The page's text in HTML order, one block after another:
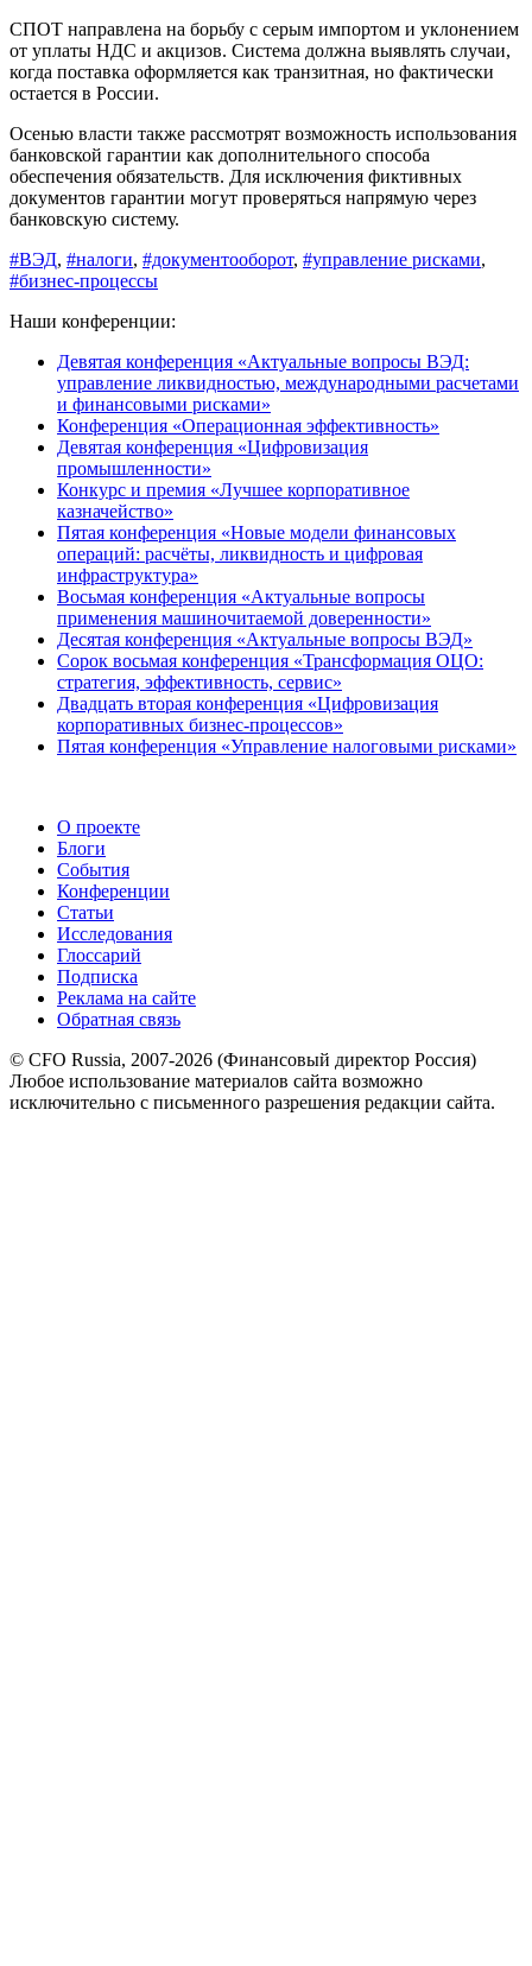
СПОТ направлена на борьбу с серым импортом и уклонением
от уплаты НДС и акцизов. Система должна выявлять случаи,
когда поставка оформляется как транзитная, но фактически
остается в России.
Осенью власти также рассмотрят возможность использования
банковской гарантии как дополнительного способа
обеспечения обязательств. Для исключения фиктивных
документов гарантии могут проверяться напрямую через
банковскую систему.
#ВЭД, #налоги, #документооборот, #управление рисками,
#бизнес-процессы
Наши конференции:
Девятая конференция «Актуальные вопросы ВЭД:
управление ликвидностью, международными расчетами
и финансовыми рисками»
Конференция «Операционная эффективность»
Девятая конференция «Цифровизация
промышленности»
Конкурс и премия «Лучшее корпоративное
казначейство»
Пятая конференция «Новые модели финансовых
операций: расчёты, ликвидность и цифровая
инфраструктура»
Восьмая конференция «Актуальные вопросы
применения машиночитаемой доверенности»
Десятая конференция «Актуальные вопросы ВЭД»
Сорок восьмая конференция «Трансформация ОЦО:
стратегия, эффективность, сервис»
Двадцать вторая конференция «Цифровизация
корпоративных бизнес-процессов»
Пятая конференция «Управление налоговыми рисками»
О проекте
Блоги
События
Конференции
Статьи
Исследования
Глоссарий
Подписка
Реклама на сайте
Обратная связь
© CFO Russia, 2007-2026 (Финансовый директор Россия)
Любое использование материалов сайта возможно
исключительно с письменного разрешения редакции сайта.